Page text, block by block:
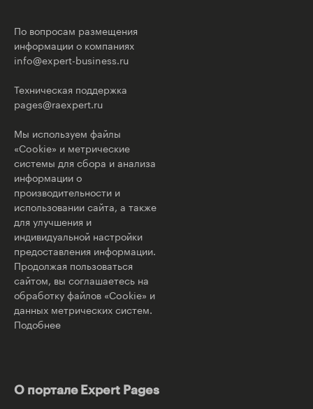
По вопросам размещения
информации о компаниях
info@expert-business.ru
Техническая поддержка
pages@raexpert.ru
Мы используем файлы
«Cookie» и метрические
системы для сбора и анализа
информации о
производительности и
использовании сайта, а также
для улучшения и
индивидуальной настройки
предоставления информации.
Продолжая пользоваться
сайтом, вы соглашаетесь на
обработку файлов «Cookie» и
данных метрических систем.
Подобнее
О портале Expert Pages